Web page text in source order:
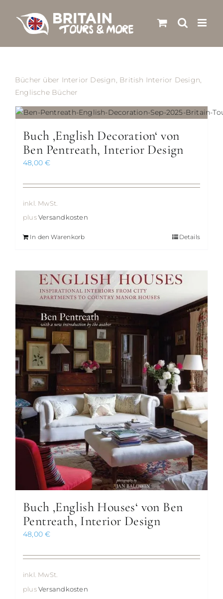
content
Bücher über Interior Design, British Interior Design,
Englische Bücher
Buch ‚English Decoration‘ von
Ben Pentreath, Interior Design
48,00€
inkl. MwSt.
plusVersandkosten
In den Warenkorb Details
Buch ‚English Houses‘ von Ben
Pentreath, Interior Design
48,00€
inkl. MwSt.
plusVersandkosten